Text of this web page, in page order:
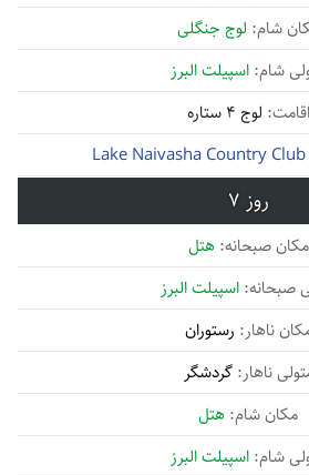
لوج جنگلی
اسپیلت البرز
لوج 4 ستاره
Lake Naivasha Country Club
7
هتل
اسپیلت البرز
رستوران
گردشگر
هتل
اسپیلت البرز